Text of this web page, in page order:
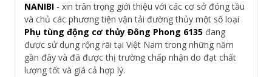
NANIBI - xin trân trọng giới thiệu với các cơ sở đóng tầu
và chủ các phương tiện vận tải đường thủy một số loại
Phụ tùng động cơ thủy Đông Phong 6135 đang
được sử dụng rộng rãi tại Việt Nam trong những năm
gần đây và đã được thị trường chấp nhận do đạt chất
lượng tốt và giá cả hợp lý.